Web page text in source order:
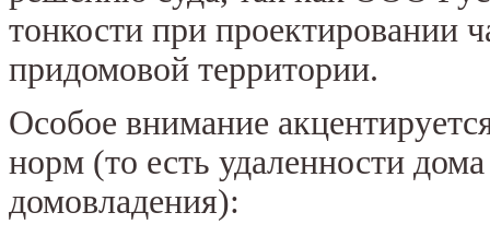
тонкости при проектировании
придомовой территории.
Особое внимание
норм (то есть удаленности
домовладения):